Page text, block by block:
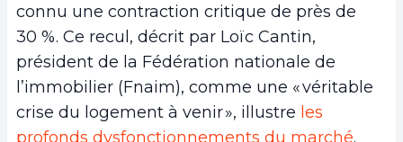
connu une contraction critique de près de
30 %. Ce recul, décrit par Loïc Cantin,
président de la Fédération nationale de
l’immobilier (Fnaim), comme une « véritable
crise du logement à venir », illustre les
profonds dysfonctionnements du marché.